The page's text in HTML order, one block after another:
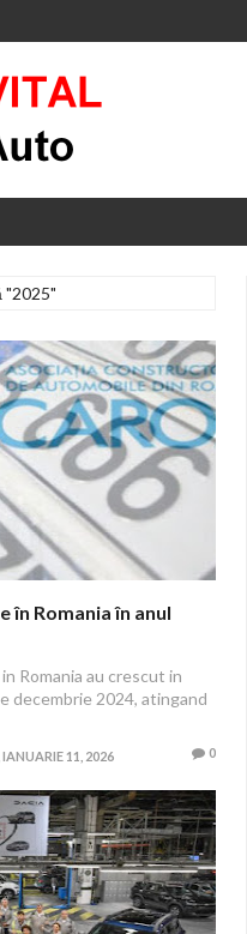
"2025"
Romania în anul
Romania au crescut in
decembrie 2024, atingand
11, 2026 0